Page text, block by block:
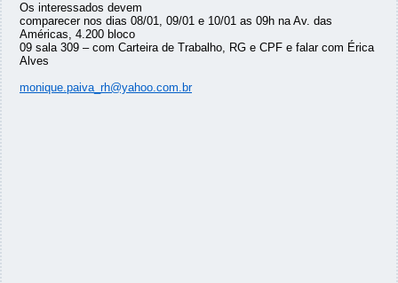
Os interessados devem
comparecer nos dias 08/01, 09/01 e 10/01 as 09h na Av. das
Américas, 4.200 bloco
09 sala 309 – com Carteira de Trabalho, RG e CPF e falar com Érica
Alves
monique.paiva_rh@yahoo.com.br